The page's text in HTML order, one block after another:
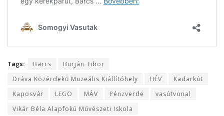
Tags: Barcs
Burján Tibor
Dráva Közérdekű Muzeális Kiállítóhely
HÉV
Kadarkút
Kaposvár
LEGO MÁV Pénzverde
vasútvonal
Vikár Béla Alapfokú Művészeti Iskola